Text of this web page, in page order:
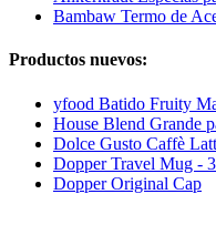
Bambaw Termo de
Productos nuevos:
yfood Batido Fruity
House Blend Grande
Dolce Gusto Caffè
Dopper Travel Mug -
Dopper Original Cap